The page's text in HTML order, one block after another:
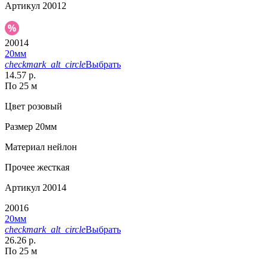
Артикул 20012
20014
20мм
checkmark_alt_circleВыбрать
14.57 р.
По 25 м
Цвет розовый
Размер 20мм
Материал нейлон
Прочее жесткая
Артикул 20014
20016
20мм
checkmark_alt_circleВыбрать
26.26 р.
По 25 м